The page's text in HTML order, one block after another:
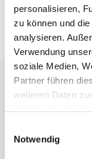
personalisieren,
zu können und
analysieren.
Verwendung
soziale Medien,
Partner führen
weiteren Daten
Notwendig